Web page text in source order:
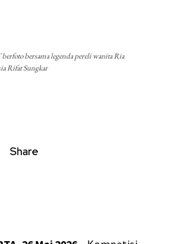
bersama legenda pereli wanita Ria
Rifat Sungkar
Share